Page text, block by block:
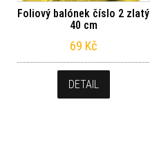
Foliový balónek číslo 2 zlatý
40 cm
69 Kč
DETAIL